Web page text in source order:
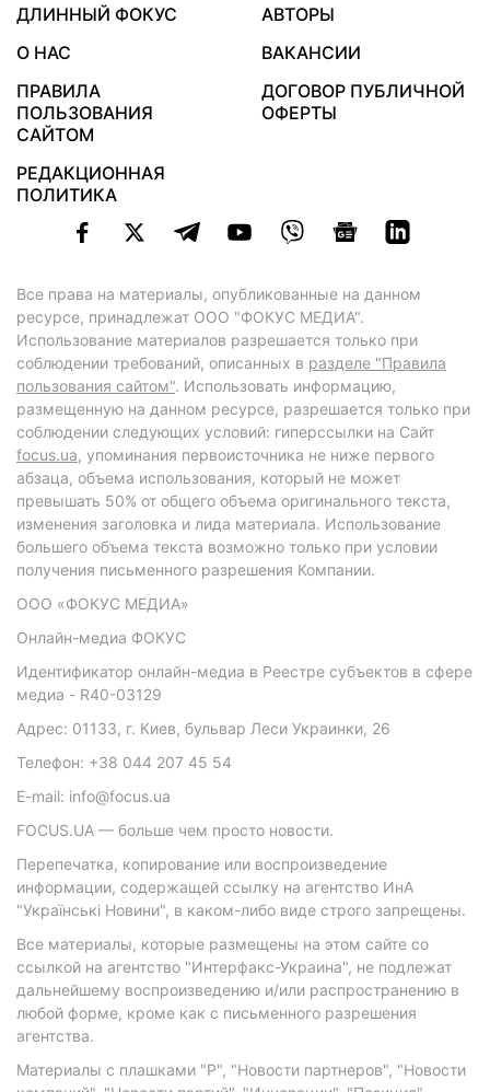
ДЛИННЫЙ ФОКУС
АВТОРЫ
О НАС
ВАКАНСИИ
ПРАВИЛА
ПОЛЬЗОВАНИЯ
САЙТОМ
ДОГОВОР ПУБЛИЧНОЙ
ОФЕРТЫ
РЕДАКЦИОННАЯ
ПОЛИТИКА
Все права на материалы, опубликованные на данном
ресурсе, принадлежат ООО "ФОКУС МЕДИА".
Использование материалов разрешается только при
соблюдении требований, описанных в разделе "Правила
пользования сайтом". Использовать информацию,
размещенную на данном ресурсе, разрешается только при
соблюдении следующих условий: гиперссылки на Сайт
focus.ua, упоминания первоисточника не ниже первого
абзаца, объема использования, который не может
превышать 50% от общего объема оригинального текста,
изменения заголовка и лида материала. Использование
большего объема текста возможно только при условии
получения письменного разрешения Компании.
ООО «ФОКУС МЕДИА»
Онлайн-медиа ФОКУС
Идентификатор онлайн-медиа в Реестре субъектов в сфере
медиа - R40-03129
Адрес: 01133, г. Киев, бульвар Леси Украинки, 26
Телефон: +38 044 207 45 54
E-mail: info@focus.ua
FOCUS.UA — больше чем просто новости.
Перепечатка, копирование или воспроизведение
информации, содержащей ссылку на агентство ИнА
"Українські Новини", в каком-либо виде строго запрещены.
Все материалы, которые размещены на этом сайте со
ссылкой на агентство "Интерфакс-Украина", не подлежат
дальнейшему воспроизведению и/или распространению в
любой форме, кроме как с письменного разрешения
агентства.
Материалы с плашками "Р", "Новости партнеров", "Новости